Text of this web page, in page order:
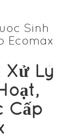
Sinh
Ecomax
Xử Lý
Cấp